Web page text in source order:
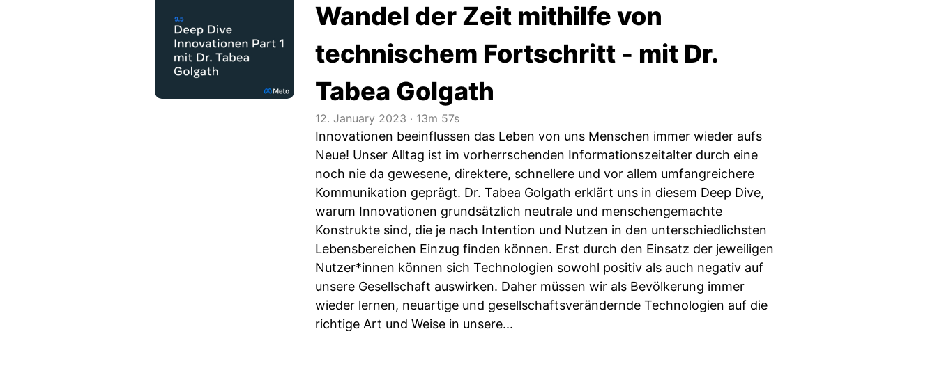
Wandel der Zeit mithilfe von
technischem Fortschritt - mit Dr.
Tabea Golgath
12. January 2023 ‧ 13m 57s
Innovationen beeinflussen das Leben von uns Menschen immer wieder aufs
Neue! Unser Alltag ist im vorherrschenden Informationszeitalter durch eine
noch nie da gewesene, direktere, schnellere und vor allem umfangreichere
Kommunikation geprägt. Dr. Tabea Golgath erklärt uns in diesem Deep Dive,
warum Innovationen grundsätzlich neutrale und menschengemachte
Konstrukte sind, die je nach Intention und Nutzen in den unterschiedlichsten
Lebensbereichen Einzug finden können. Erst durch den Einsatz der jeweiligen
Nutzer*innen können sich Technologien sowohl positiv als auch negativ auf
unsere Gesellschaft auswirken. Daher müssen wir als Bevölkerung immer
wieder lernen, neuartige und gesellschaftsverändernde Technologien auf die
richtige Art und Weise in unsere...